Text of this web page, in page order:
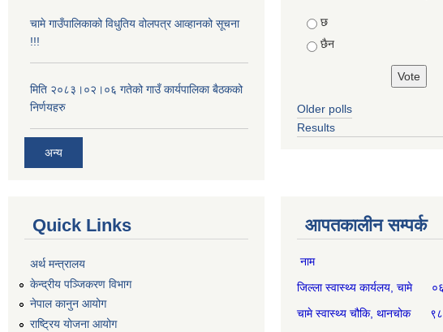
चामे गाउँपालिकाको विधुतिय वोलपत्र आव्हानको सूचना
!!!
मिति २०८३।०२।०६ गतेको गाउँ कार्यपालिका बैठकको
निर्णयहरु
अन्य
Choices
छ
छैन
Older polls
Results
Quick Links
अर्थ मन्त्रालय
केन्द्रीय पञ्जिकरण विभाग
नेपाल कानुन आयोग
राष्ट्रिय योजना आयोग
आपतकालीन सम्पर्क
नाम
जिल्ला स्वास्थ्य कार्यलय, चामे
चामे स्वास्थ्य चौकि, थानचोक